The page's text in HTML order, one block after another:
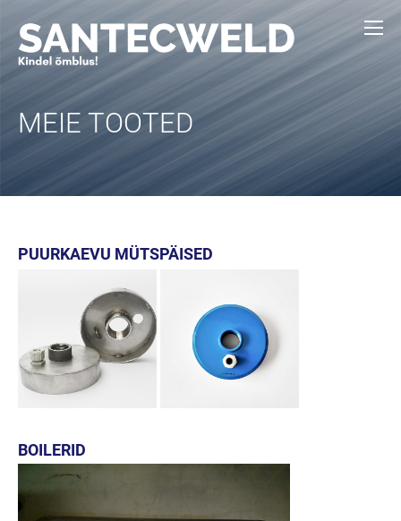
MEIE TOOTED
PUURKAEVU MÜTSPÄISED
BOILERID